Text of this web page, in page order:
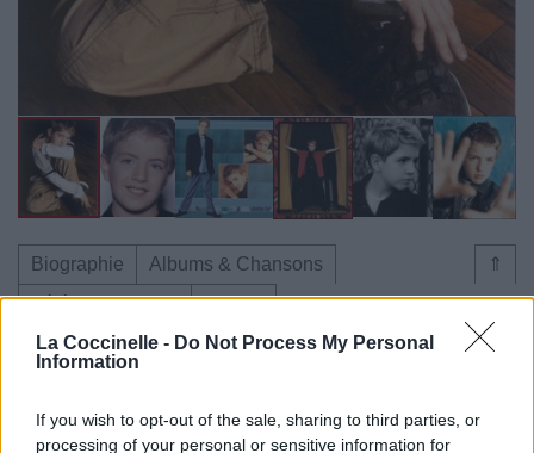
La Coccinelle - Do Not Process My Personal
Information
If you wish to opt-out of the sale, sharing to third parties, or
processing of your personal or sensitive information for
⇑
Biographie
Albums & Chansons
Téléchargements
Photos
Corrections & commentaires
Dire «merci» pour cette traduction Corriger une erreur